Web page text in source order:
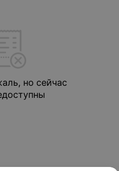
но сейчас